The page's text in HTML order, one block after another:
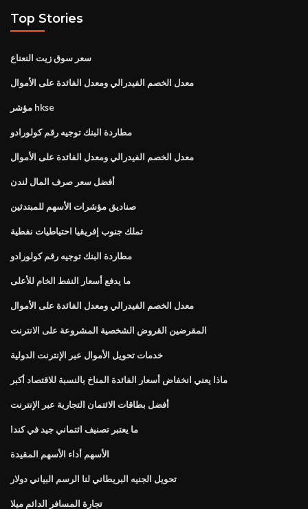
Top Stories
سعر سوق زيت النعناع
معدل الخصم الفيدرالي ومعدل الفائدة على الأموال
مؤشر hkse
مطاردة البنك توجيه رقم كولورادو
معدل الخصم الفيدرالي ومعدل الفائدة على الأموال
أفضل سعر صرف المال لندن
صناديق مؤشرات الأسهم للمبتدئين
تملك جنوب إفريقيا احتياطيات نفطية
مطاردة البنك توجيه رقم كولورادو
ما يدفع أسعار النفط الخام للأعلى
معدل الخصم الفيدرالي ومعدل الفائدة على الأموال
المقرضين القروض الشخصية المشروعة على الانترنت
خدمات تحويل الأموال عبر الإنترنت الدولية
ماذا يعني انخفاض أسعار الفائدة المناخ بالنسبة للاقتصاد أكبر
أفضل بطاقات الائتمان التجارية عبر الإنترنت
ما يعتبر تصنيف ائتماني جيد في كندا
الأسهم أداء الأسهم المقيدة
تحويل الجنيه البريطاني لنا الرسم البياني دولار
تجارة المسافر الدائم ميلا